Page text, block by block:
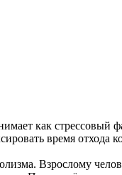
как стрессовый
время отхода
Взрослому